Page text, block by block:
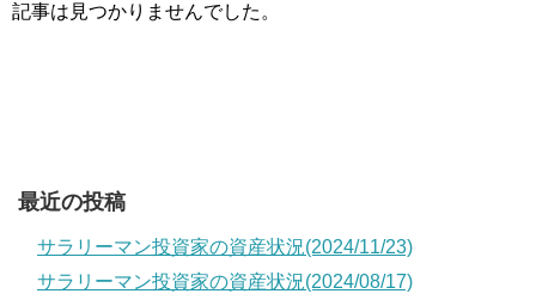
記事は見つかりませんでした。
最近の投稿
サラリーマン投資家の資産状況(2024/11/23)
サラリーマン投資家の資産状況(2024/08/17)